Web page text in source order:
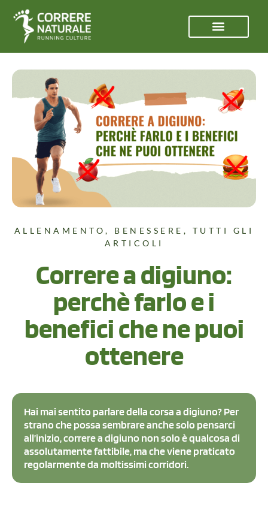
ALLENAMENTO, BENESSERE , TUTTI GLI
ARTICOLI
Correre a digiuno:
perchè farlo e i
benefici che ne puoi
ottenere
Hai mai sentito parlare della corsa a digiuno? Per
strano che possa sembrare anche solo pensarci
all’inizio, correre a digiuno non solo è qualcosa di
assolutamente fattibile, ma che viene praticato
regolarmente da moltissimi corridori.